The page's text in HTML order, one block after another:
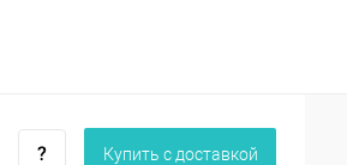
Купить c доставкой